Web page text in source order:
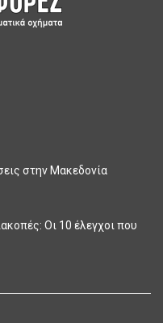
στην Μακεδονία
Οι 10 έλεγχοι που